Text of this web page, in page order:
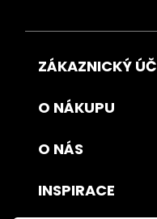
ZÁKAZNICKÝ
O NÁKUPU
O NÁS
INSPIRACE